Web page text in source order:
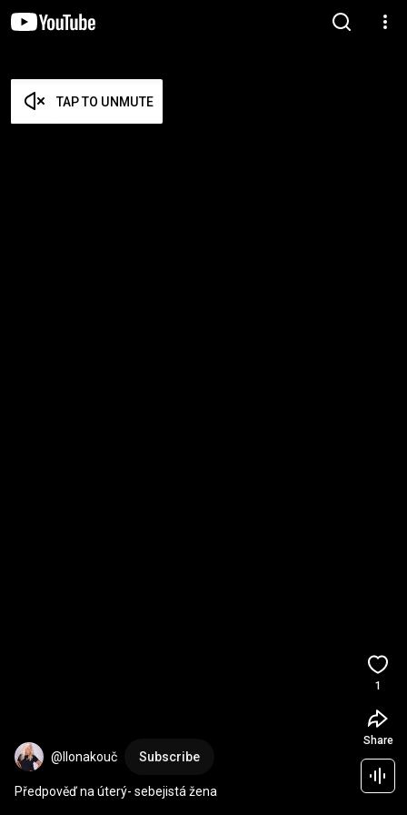
TAP TO UNMUTE
@Ilonakouč Subscribe
Předpověď na úterý- sebejistá žena
1
Share